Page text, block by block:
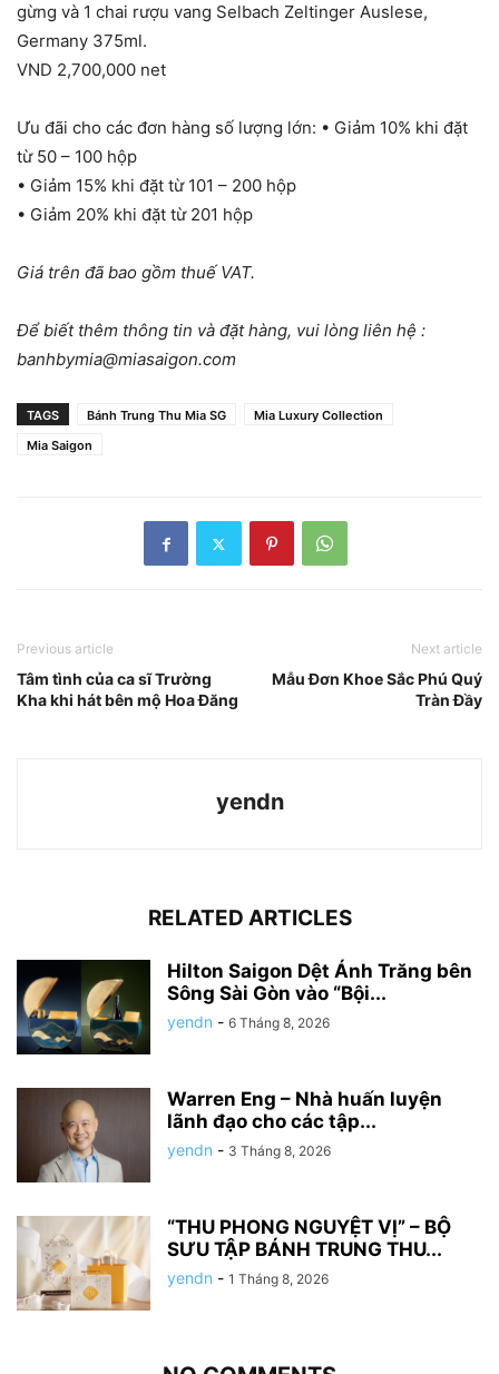
gừng và 1 chai rượu vang Selbach Zeltinger Auslese,
Germany 375ml.
VND 2,700,000 net
Ưu đãi cho các đơn hàng số lượng lớn: • Giảm 10% khi đặt
từ 50 – 100 hộp
• Giảm 15% khi đặt từ 101 – 200 hộp
• Giảm 20% khi đặt từ 201 hộp
Giá trên đã bao gồm thuế VAT.
Để biết thêm thông tin và đặt hàng, vui lòng liên hệ :
banhbymia@miasaigon.com
TAGS Bánh Trung Thu Mia SG
Mia Luxury Collection
Mia Saigon
Previous article
Tâm tình của ca sĩ Trường
Kha khi hát bên mộ Hoa Đăng
Next article
Mẫu Đơn Khoe Sắc Phú Quý
Tràn Đầy
yendn
RELATED ARTICLES
Hilton Saigon Dệt Ánh Trăng bên
Sông Sài Gòn vào “Bội...
yendn - 6 Tháng 8, 2026
Warren Eng – Nhà huấn luyện
lãnh đạo cho các tập...
yendn - 3 Tháng 8, 2026
“THU PHONG NGUYỆT VỊ” – BỘ
SƯU TẬP BÁNH TRUNG THU...
yendn - 1 Tháng 8, 2026